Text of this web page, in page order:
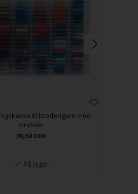
til broderigarn med
vindsler
78,50 DKK
På lager